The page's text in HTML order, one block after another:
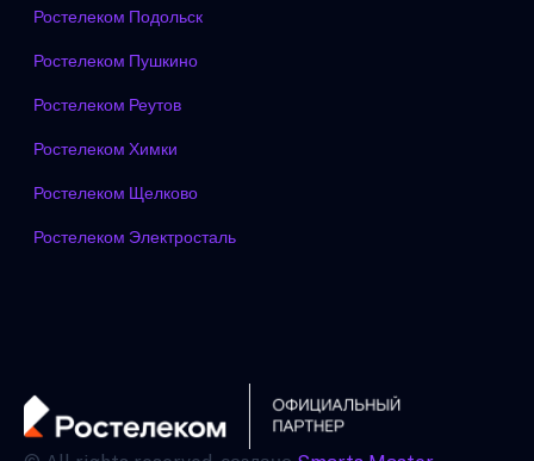
Ростелеком Подольск
Ростелеком Пушкино
Ростелеком Реутов
Ростелеком Химки
Ростелеком Щелково
Ростелеком Электросталь